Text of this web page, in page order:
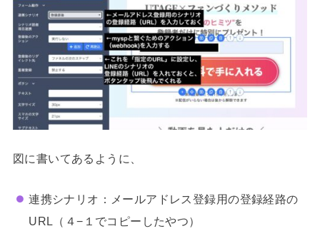
図に書いてあるように、
連携シナリオ：メールアドレス登録用の登録経路の
URL（４−１でコピーしたやつ）